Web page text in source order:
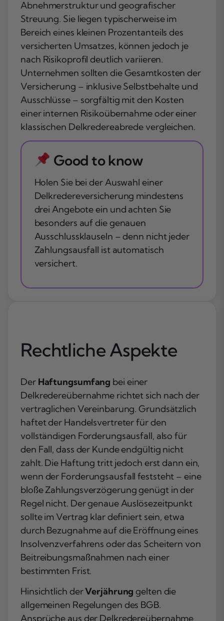
Abnehmerstruktur und geografischer
Streuung. Sie liegen typischerweise im
Bereich eines kleinen Prozentanteils des
versicherten Umsatzes, können jedoch je
nach Risikoprofil deutlich variieren.
Unternehmen sollten die Gesamtkosten der
Versicherung – inklusive Selbstbehalte und
Ausschlüsse – sorgfältig mit den Kosten
einer internen Risikoübernahme oder einer
klassischen Delkredereabrede vergleichen.
Good to know
Holen Sie bei der Auswahl einer
Delkredereversicherung mindestens
drei Angebote ein und achten Sie
besonders auf die genauen
Ausschlussklauseln – denn nicht jeder
Zahlungsausfall ist automatisch
versichert.
Rechtliche Aspekte
Der Haftungsumfang bei einer
Delkredereübernahme richtet sich nach der
vertraglichen Vereinbarung. Grundsätzlich
haftet der Handelsvertreter für den
vollständigen Forderungsausfall, also für
den Fall, dass der Kunde endgültig nicht
zahlt. Die Haftung tritt jedoch erst dann ein,
wenn der Forderungsausfall feststeht – eine
bloße Zahlungsverzögerung genügt in der
Regel nicht. Der genaue Auslösezeitpunkt
sollte im Vertrag klar definiert sein, etwa
durch Bezugnahme auf die Eröffnung eines
Insolvenzverfahrens oder das Scheitern von
Beitreibungsmaßnahmen nach einer
bestimmten Frist.
Hinsichtlich derVerjährung gelten die
allgemeinen Regelungen des BGB.
Ansprüche aus der Delkredereübernahme